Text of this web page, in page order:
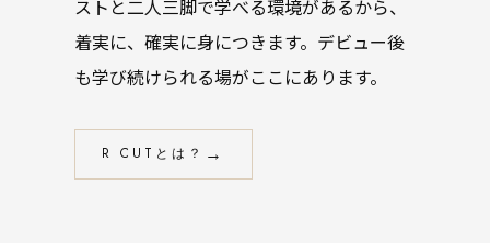
ストと二人三脚で学べる環境があるから、
着実に、確実に身につきます。デビュー後
も学び続けられる場がここにあります。
R CUTとは？